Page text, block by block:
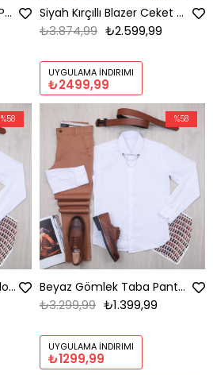
Pembe Gömlek Açık Gri Pantolon Ayakkabı Kombin Siyah Kırçıllı Blazer Ceket Gömlek Pantolon Ayakkabı Kombin
₺2.599,99
₺3.874,99
UYGULAMA İNDIRIMI
₺2499,99
Beyaz Gömlek Bej Pantolon Ayakkabı Kombin
%58
Beyaz Gömlek Taba Pantolon Ayakkabı Kombin
₺1.399,99
₺3.299,99
UYGULAMA İNDIRIMI
₺1299,99
%58